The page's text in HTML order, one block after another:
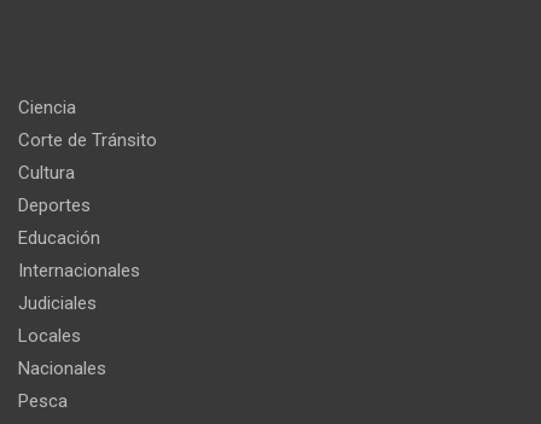
Ciencia
Corte de Tránsito
Cultura
Deportes
Educación
Internacionales
Judiciales
Locales
Nacionales
Pesca